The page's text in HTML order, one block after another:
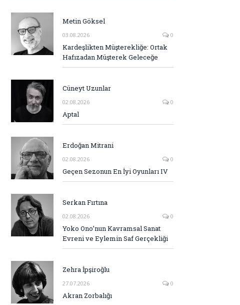
Metin Göksel
03.08.2026 0
Kardeşlikten Müşterekliğe: Ortak
Hafızadan Müşterek Geleceğe
Cüneyt Uzunlar
02.08.2026 0
Aptal
Erdoğan Mitrani
02.08.2026 0
Geçen Sezonun En İyi Oyunları IV
Serkan Fırtına
02.08.2026 0
Yoko Ono’nun Kavramsal Sanat
Evreni ve Eylemin Saf Gerçekliği
Zehra İpşiroğlu
27.07.2026 0
Akran Zorbalığı